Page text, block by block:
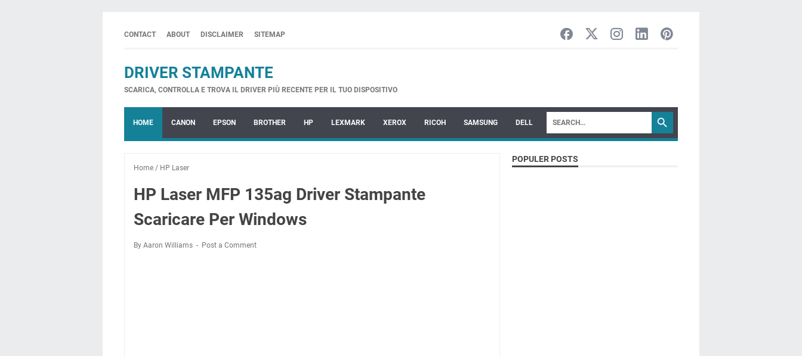
CONTACT ABOUT DISCLAIMER SITEMAP
DRIVER STAMPANTE
SCARICA, CONTROLLA E TROVA IL DRIVER PIÙ RECENTE PER IL TUO DISPOSITIVO
HOME CANON EPSON BROTHER HP LEXMARK XEROX RICOH SAMSUNG DELL
Home / HP Laser
HP Laser MFP 135ag Driver Stampante
Scaricare Per Windows
By Aaron Williams Post a Comment
POPULER POSTS